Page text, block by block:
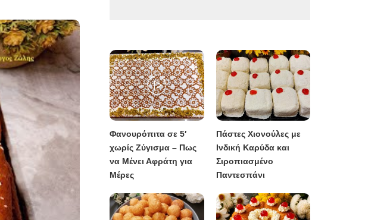
Φανουρόπιτα σε 5′
χωρίς Ζύγισμα – Πως
να Μένει Αφράτη για
Μέρες
Πάστες Χιονούλες με
Ινδική Καρύδα και
Σιροπιασμένο
Παντεσπάνι